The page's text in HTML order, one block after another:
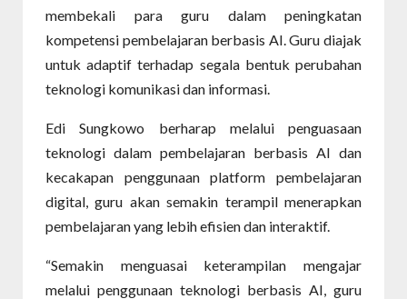
membekali para guru dalam peningkatan
kompetensi pembelajaran berbasis AI. Guru diajak
untuk adaptif terhadap segala bentuk perubahan
teknologi komunikasi dan informasi.
Edi Sungkowo berharap melalui penguasaan
teknologi dalam pembelajaran berbasis AI dan
kecakapan penggunaan platform pembelajaran
digital, guru akan semakin terampil menerapkan
pembelajaran yang lebih efisien dan interaktif.
“Semakin menguasai keterampilan mengajar
melalui penggunaan teknologi berbasis AI, guru